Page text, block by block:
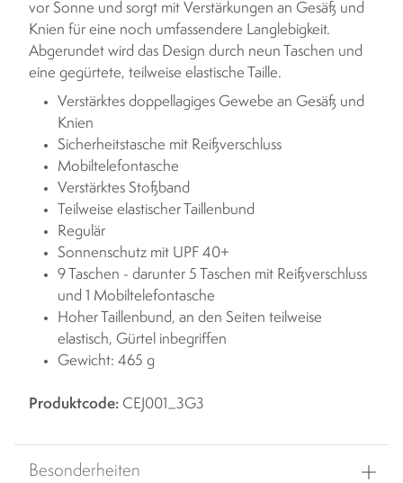
vor Sonne und sorgt mit Verstärkungen an Gesäß und
Knien für eine noch umfassendere Langlebigkeit.
Abgerundet wird das Design durch neun Taschen und
eine gegürtete, teilweise elastische Taille.
Verstärktes doppellagiges Gewebe an Gesäß und
Knien
Sicherheitstasche mit Reißverschluss
Mobiltelefontasche
Verstärktes Stoßband
Teilweise elastischer Taillenbund
Regulär
Sonnenschutz mit UPF 40+
9 Taschen - darunter 5 Taschen mit Reißverschluss
und 1 Mobiltelefontasche
Hoher Taillenbund, an den Seiten teilweise
elastisch, Gürtel inbegriffen
Gewicht: 465 g
Produktcode: CEJ001_3G3
Besonderheiten